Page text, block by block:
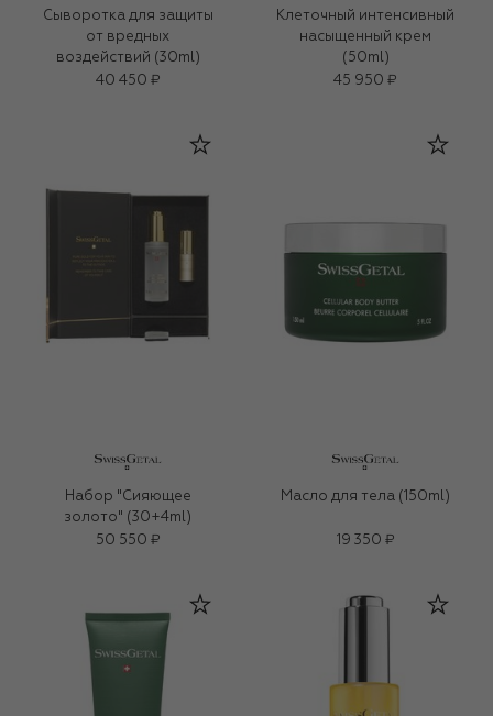
Сыворотка для защиты
от вредных
воздействий (30ml)
40 450 ₽
Клеточный интенсивный
насыщенный крем
(50ml)
45 950 ₽
Набор "Сияющее
золото" (30+4ml)
50 550 ₽
Масло для тела (150ml)
19 350 ₽